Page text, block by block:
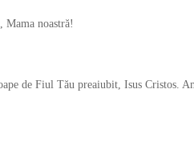
noastră!
de Fiul Tău preaiubit, Isus Cristos.